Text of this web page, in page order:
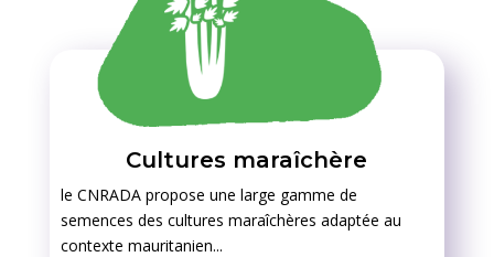
Cultures maraîchère
le CNRADA propose une large gamme de
semences des cultures maraîchères adaptée au
contexte mauritanien...